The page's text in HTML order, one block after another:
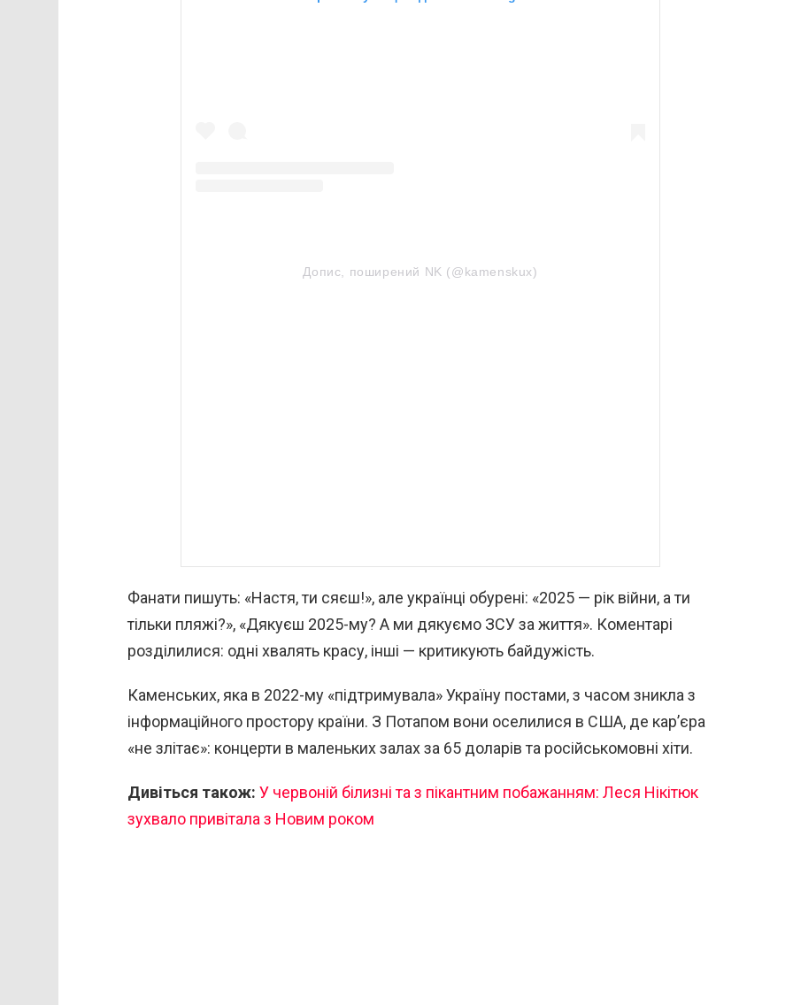
Допис, поширений NK (@kamenskux)
Фанати пишуть: «Настя, ти сяєш!», але українці обурені: «2025 — рік війни, а ти
тільки пляжі?», «Дякуєш 2025-му? А ми дякуємо ЗСУ за життя». Коментарі
розділилися: одні хвалять красу, інші — критикують байдужість.
Каменських, яка в 2022-му «підтримувала» Україну постами, з часом зникла з
інформаційного простору країни. З Потапом вони оселилися в США, де кар’єра
«не злітає»: концерти в маленьких залах за 65 доларів та російськомовні хіти.
Дивіться також: У червоній білизні та з пікантним побажанням: Леся Нікітюк
зухвало привітала з Новим роком